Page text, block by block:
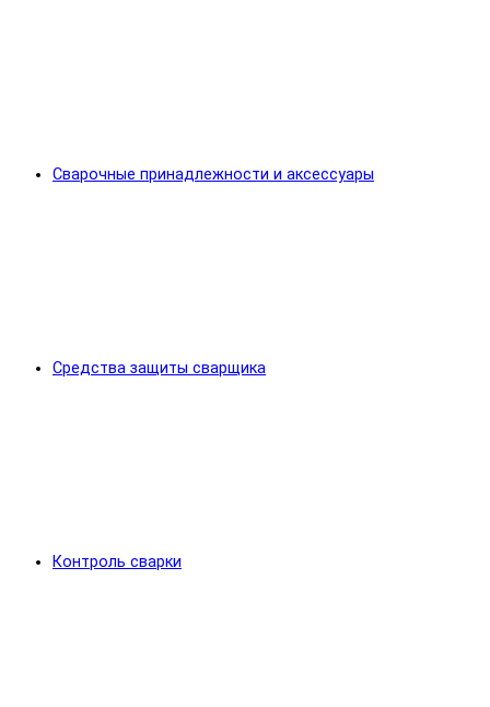
Сварочные принадлежности и аксессуары
Средства защиты сварщика
Контроль сварки